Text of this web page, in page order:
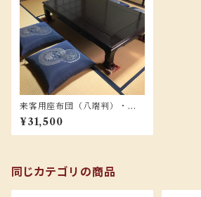
来客用座布団（八端判）・吉
祥紬 5枚組 (カラー3色）
¥31,500
同じカテゴリの商品